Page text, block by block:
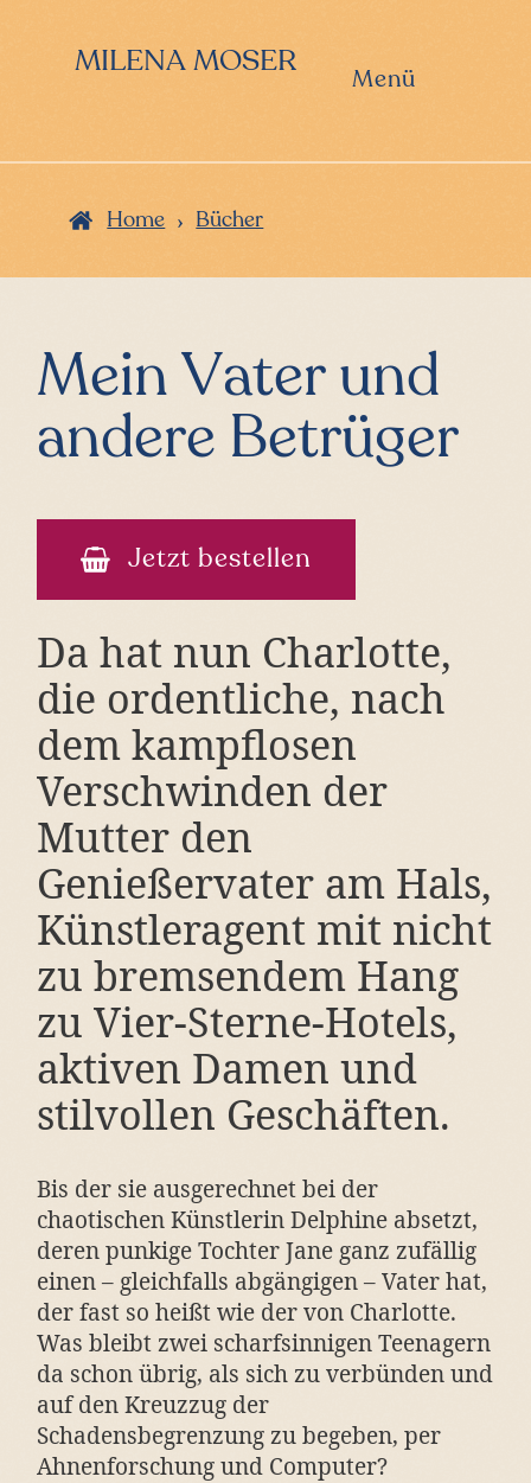
springen
springenMILENA MOSER
Menü
Home › Bücher
Mein Vater und
andere Betrüger
Jetzt bestellen
Da hat nun Charlotte,
die ordentliche, nach
dem kampflosen
Verschwinden der
Mutter den
Genießervater am Hals,
Künstleragent mit nicht
zu bremsendem Hang
zu Vier-Sterne-Hotels,
aktiven Damen und
stilvollen Geschäften.
Bis der sie ausgerechnet bei der
chaotischen Künstlerin Delphine absetzt,
deren punkige Tochter Jane ganz zufällig
einen – gleichfalls abgängigen – Vater hat,
der fast so heißt wie der von Charlotte.
Was bleibt zwei scharfsinnigen Teenagern
da schon übrig, als sich zu verbünden und
auf den Kreuzzug der
Schadensbegrenzung zu begeben, per
Ahnenforschung und Computer?